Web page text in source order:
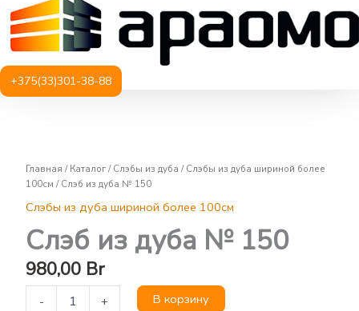
+375(33)301-38-88
Главная /Каталог/Слэбы из дуба /Слэбы из дуба шириной более
100см / Слэб из дуба № 150
Слэбы из дуба шириной более 100см
Слэб из дуба № 150
980,00 Br
-
из
дуба
№
+ В корзину